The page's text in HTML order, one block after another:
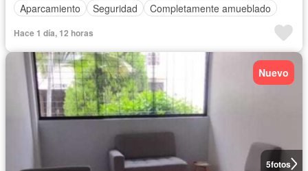
Aparcamiento
Seguridad Completamente amueblado
Hace 1 día, 12 horas
5fotos
Nuevo